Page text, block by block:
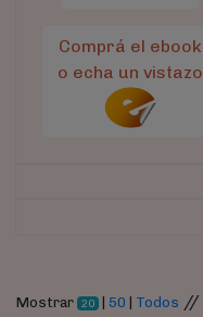
Comprá el ebook
o echa un vistazo
Mostrar 20 | 50 Todos //